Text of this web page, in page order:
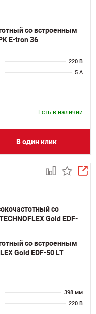
со встроенным
E-tron 36
220 В
5 А
Есть в наличии
В один клик
со встроенным
Gold EDF-50 LT
398 мм
220 В